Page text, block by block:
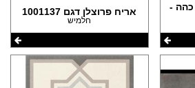
כהה -
אריח פרוצלן דגם 1001137
חלמיש